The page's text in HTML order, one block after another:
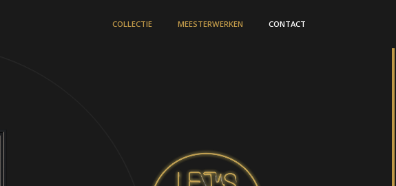
COLLECTIE MEESTERWERKEN CONTACT